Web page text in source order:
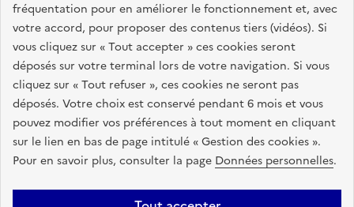
fréquentation pour en améliorer le fonctionnement et, avec
votre accord, pour proposer des contenus tiers (vidéos). Si
vous cliquez sur « Tout accepter » ces cookies seront
déposés sur votre terminal lors de votre navigation. Si vous
cliquez sur « Tout refuser », ces cookies ne seront pas
déposés. Votre choix est conservé pendant 6 mois et vous
pouvez modifier vos préférences à tout moment en cliquant
sur le lien en bas de page intitulé « Gestion des cookies ».
Pour en savoir plus, consulter la page Données personnelles.
L
i
b
e
r
t
é
,
É
Ce portail vise à rassembler toutes les informations
pertinentes sur l'achat durable : textes juridiques,
accompagnement de proximité, formations, outils pratiques
et d'aide à l'élaboration d'une stratégie d'achats
responsables.
info.gouv.fr
service-public.fr